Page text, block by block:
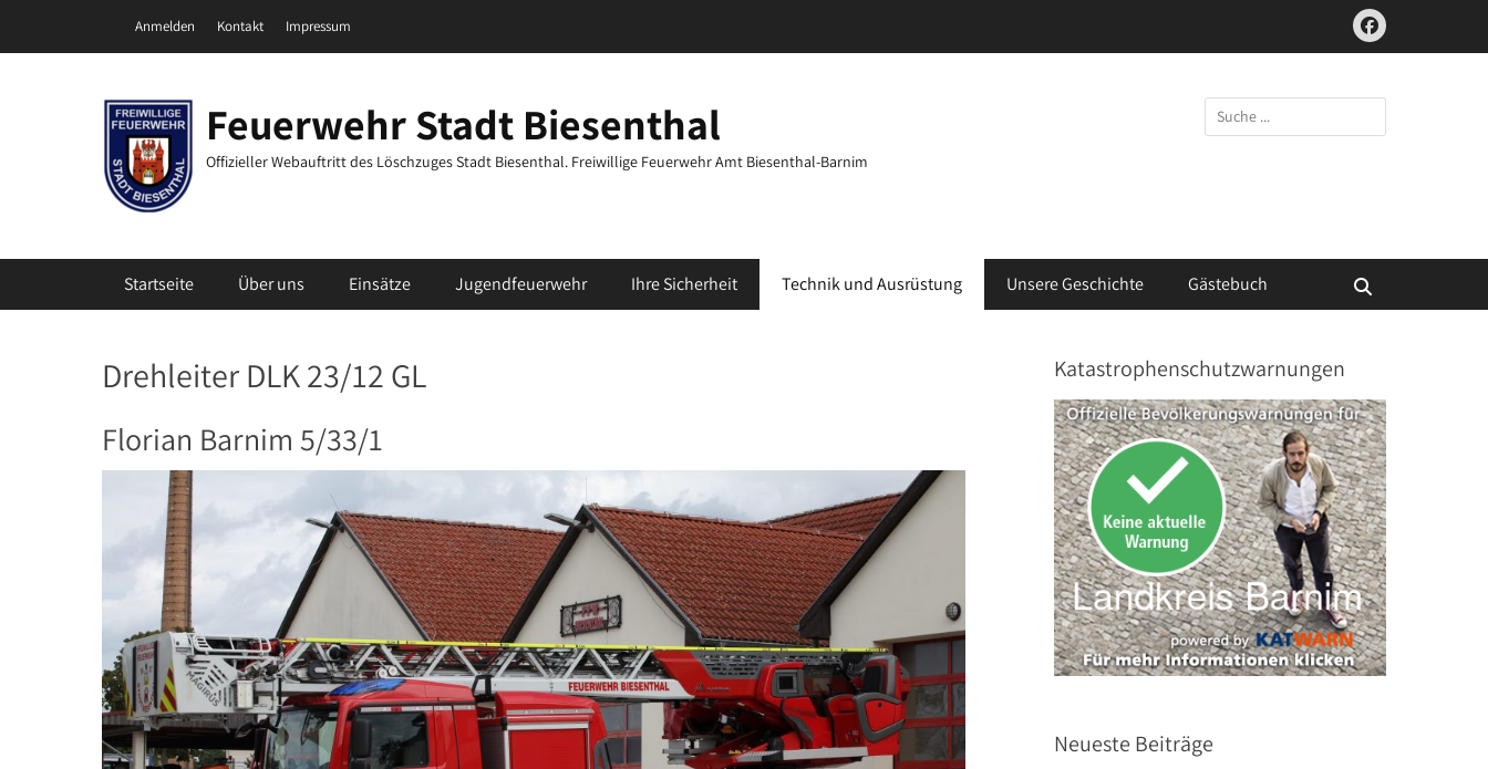
Header Top Menu
Anmelden Kontakt Impressum Facebook
Feuerwehr Stadt Biesenthal
Offizieller Webauftritt des Löschzuges Stadt Biesenthal. Freiwillige Feuerwehr Amt Biesenthal-Barnim
Suchen
nach:
Primäres Menü
Startseite Über uns Einsätze Jugendfeuerwehr Ihre Sicherheit Technik und Ausrüstung Unsere Geschichte Gästebuch
Drehleiter DLK 23/12 GL
Florian Barnim 5/33/1
Katastrophenschutzwarnungen
Neueste Beiträge